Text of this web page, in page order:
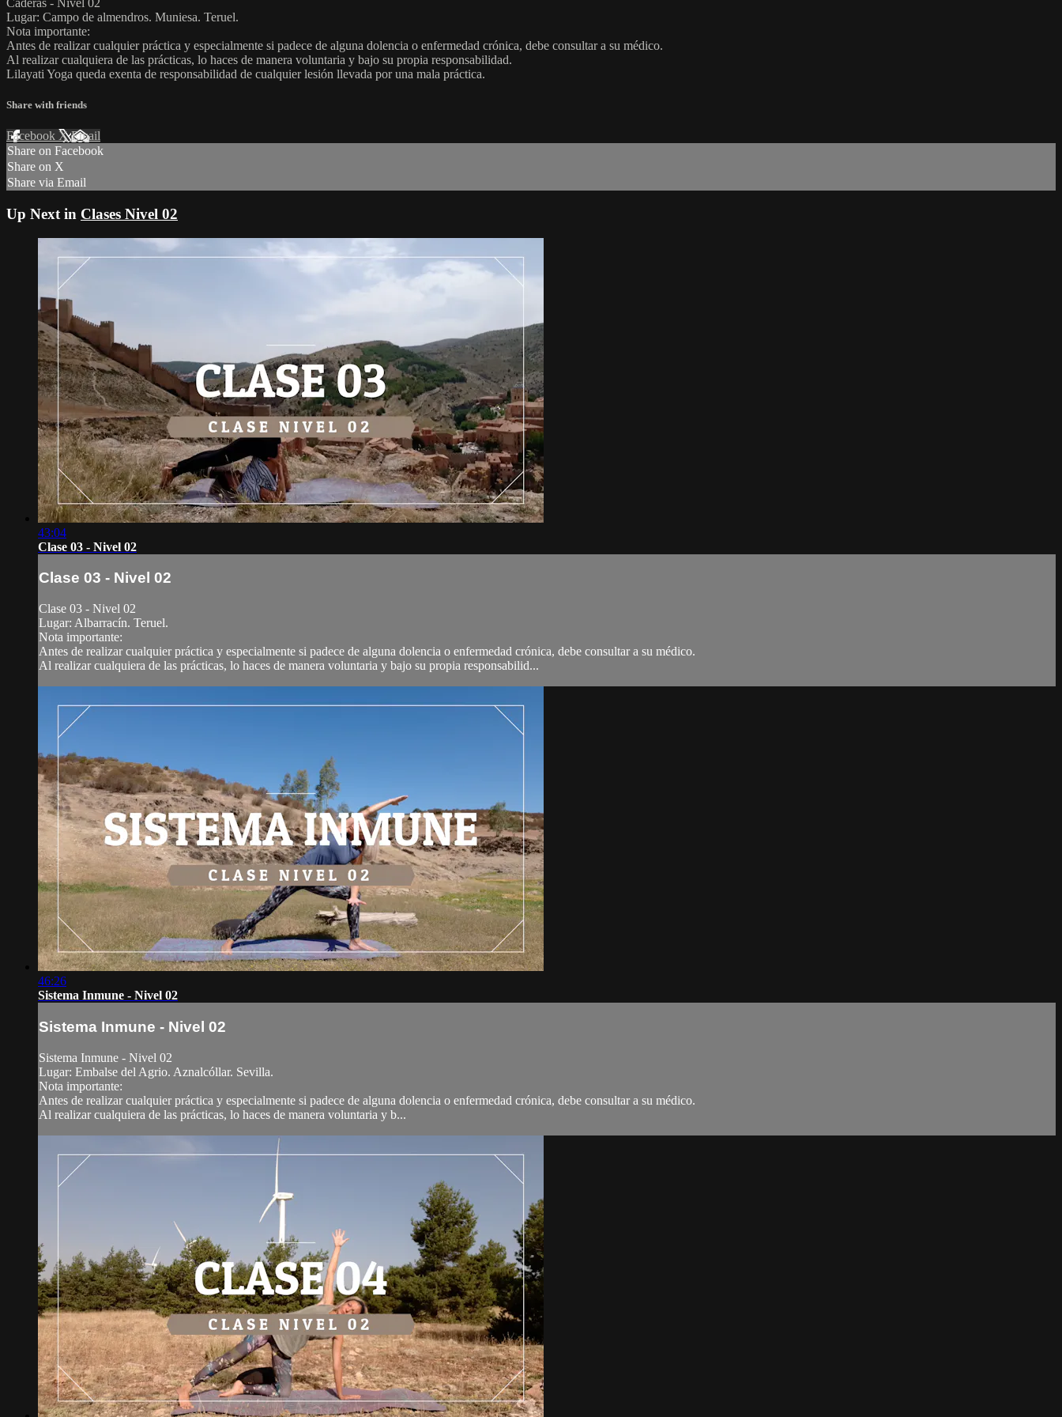
Caderas - Nivel 02
Lugar: Campo de almendros. Muniesa. Teruel.
Nota importante:
Antes de realizar cualquier práctica y especialmente si padece de alguna dolencia o enfermedad crónica, debe consultar a su médico.
Al realizar cualquiera de las prácticas, lo haces de manera voluntaria y bajo su propia responsabilidad.
Lilayati Yoga queda exenta de responsabilidad de cualquier lesión llevada por una mala práctica.
Share with friends
Facebook XEmail
Share on Facebook
Share on X
Share via Email
Up Next in Clases Nivel 02
43:04
Clase 03 - Nivel 02
Clase 03 - Nivel 02
Clase 03 - Nivel 02
Lugar: Albarracín. Teruel.
Nota importante:
Antes de realizar cualquier práctica y especialmente si padece de alguna dolencia o enfermedad crónica, debe consultar a su médico.
Al realizar cualquiera de las prácticas, lo haces de manera voluntaria y bajo su propia responsabilid...
46:26
Sistema Inmune - Nivel 02
Sistema Inmune - Nivel 02
Sistema Inmune - Nivel 02
Lugar: Embalse del Agrio. Aznalcóllar. Sevilla.
Nota importante:
Antes de realizar cualquier práctica y especialmente si padece de alguna dolencia o enfermedad crónica, debe consultar a su médico.
Al realizar cualquiera de las prácticas, lo haces de manera voluntaria y b...